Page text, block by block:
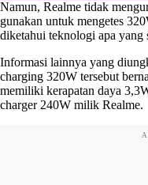
Namun, Realme tidak
gunakan untuk mengetes
diketahui teknologi apa yang
Informasi lainnya yang
charging 320W tersebut
memiliki kerapatan daya
charger 240W milik Realme.